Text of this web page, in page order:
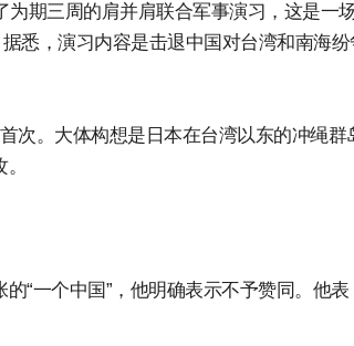
期三周的肩并肩联合军事演习，这是一
悉，演习内容是击退中国对台湾和南海纷
次。大体构想是日本在台湾以东的冲绳群
“一个中国”，他明确表示不予赞同。他表